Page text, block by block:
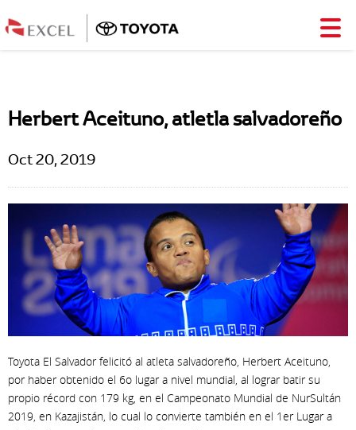
Herbert Aceituno, atletla salvadoreño
Oct 20, 2019
Toyota El Salvador felicitó al atleta salvadoreño, Herbert Aceituno,
por haber obtenido el 6o lugar a nivel mundial, al lograr batir su
propio récord con 179 kg, en el Campeonato Mundial de NurSultán
2019, en Kazajistán, lo cual lo convierte también en el 1er Lugar a